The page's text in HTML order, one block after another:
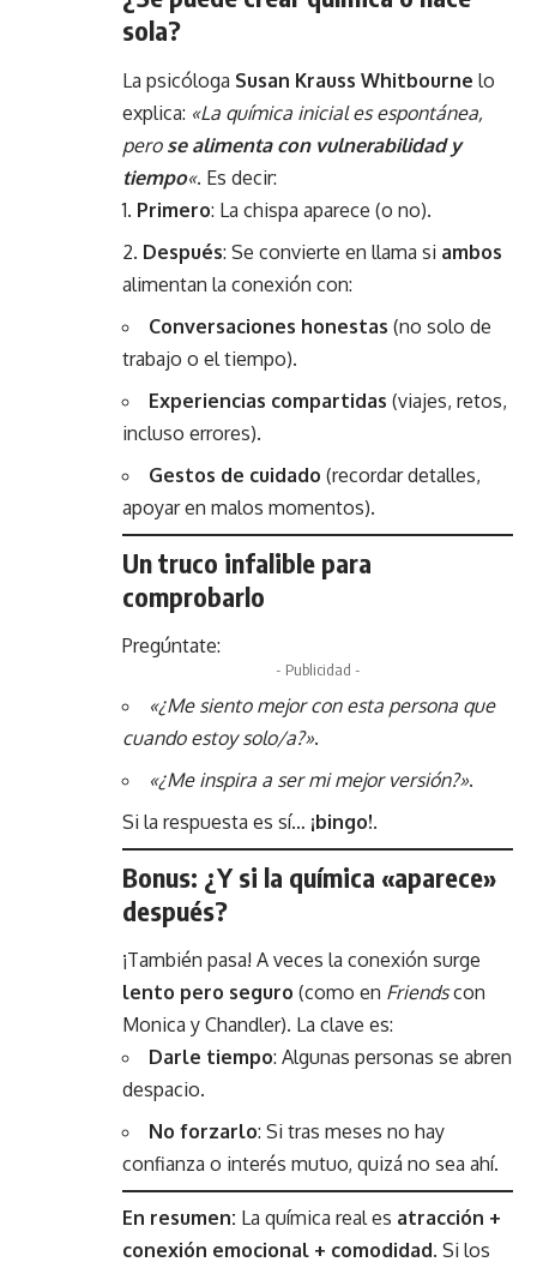
sola?
La psicóloga Susan Krauss Whitbourne lo
explica: «La química inicial es espontánea,
pero se alimenta con vulnerabilidad y
tiempo«. Es decir:
Primero: La chispa aparece (o no).
Después: Se convierte en llama si ambos
alimentan la conexión con:
Conversaciones honestas (no solo de
trabajo o el tiempo).
Experiencias compartidas (viajes, retos,
incluso errores).
Gestos de cuidado (recordar detalles,
apoyar en malos momentos).
Un truco infalible para
comprobarlo
Pregúntate:
- Publicidad -
«¿Me siento mejor con esta persona que
cuando estoy solo/a?».
«¿Me inspira a ser mi mejor versión?».
Si la respuesta es sí… ¡bingo!.
Bonus: ¿Y si la química «aparece»
después?
¡También pasa! A veces la conexión surge
lento pero seguro (como en Friendscon
Monica y Chandler). La clave es:
Darle tiempo: Algunas personas se abren
despacio.
No forzarlo: Si tras meses no hay
confianza o interés mutuo, quizá no sea ahí.
En resumen: La química real es atracción +
conexión emocional + comodidad. Si los